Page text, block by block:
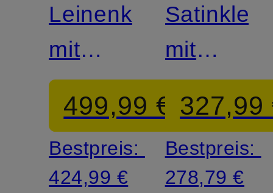
Leinenkleid
mit
Schmucksteinen
499,99 €
Bestpreis:
424,99 €
Satinkleid
mit
327,99
Bestpreis:
278,79 €